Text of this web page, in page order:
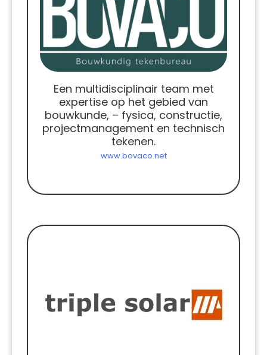
Een multidisciplinair team met
expertise op het gebied van
bouwkunde, – fysica, constructie,
projectmanagement en technisch
tekenen.
www.bovaco.net